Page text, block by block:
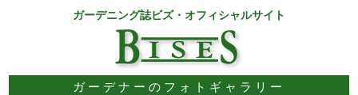
ガーデニング誌ビズ・オフィシャルサイト
ガーデナーのフォトギャラリー